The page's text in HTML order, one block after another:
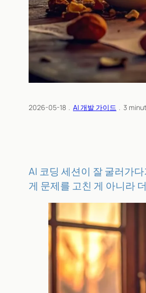
2026-05-18 ﹒ AI 개발 가이드 ﹒ 3
AI 코딩 세션이 잘 굴러가
게 문제를 고친 게 아니라